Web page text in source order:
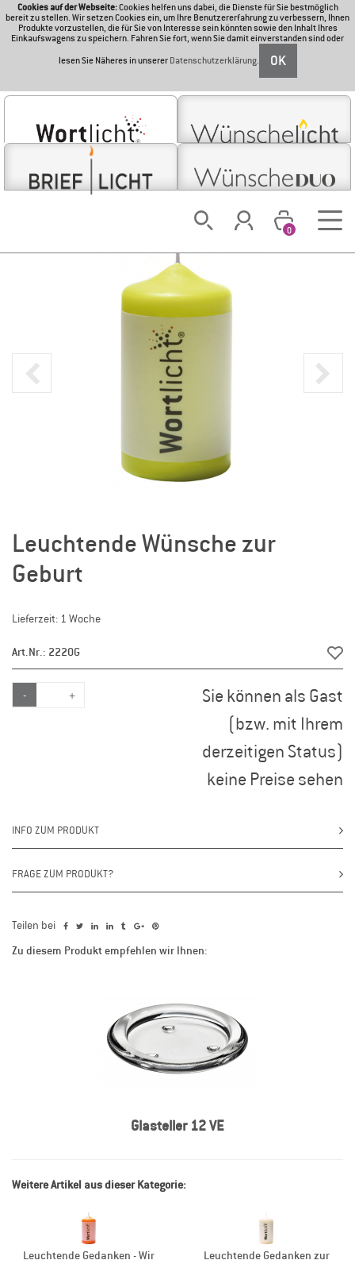
Cookies auf der Webseite:Cookies helfen uns dabei, die Dienste für Sie bestmöglich
bereit zu stellen. Wir setzen Cookies ein, um Ihre Benutzererfahrung zu verbessern, Ihnen
Produkte vorzustellen, die für Sie von Interesse sein könnten sowie den Inhalt Ihres
Einkaufswagens zu speichern. Fahren Sie fort, wenn Sie damit einverstanden sind oder
lesen Sie Näheres in unsererDatenschutzerklärung. OK
0
Leuchtende Wünsche zur
Geburt
Lieferzeit: 1 Woche
Art.Nr.: 2220G
- +
Sie können als Gast
(bzw. mit Ihrem
derzeitigen Status)
keine Preise sehen
INFO ZUM PRODUKT
FRAGE ZUM PRODUKT?
Teilen bei
Zu diesem Produkt empfehlen wir Ihnen:
Glasteller 12 VE
Weitere Artikel aus dieser Kategorie:
Leuchtende Gedanken - Wir
Leuchtende Gedanken zur